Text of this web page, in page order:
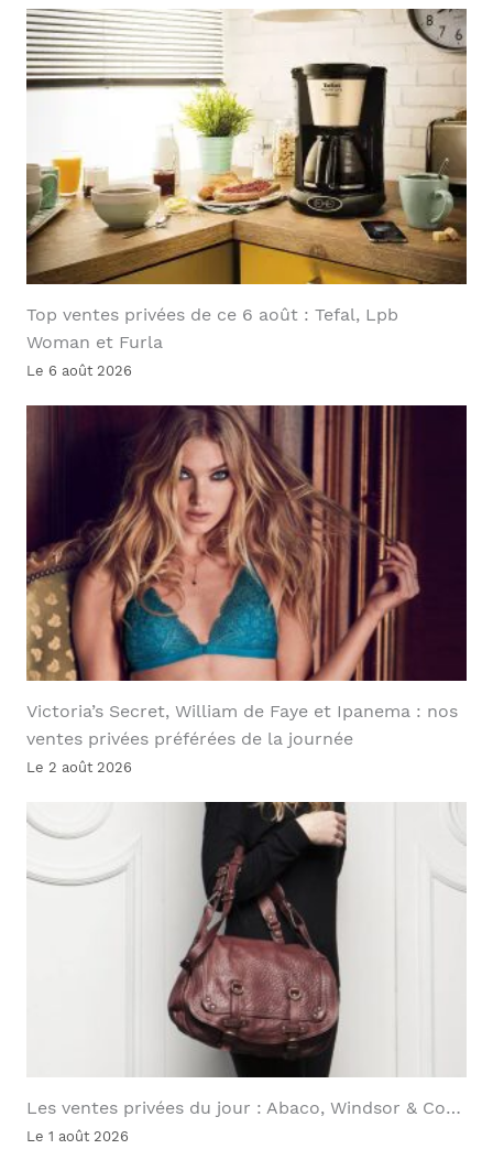
Top ventes privées de ce 6 août : Tefal, Lpb
Woman et Furla
Le 6 août 2026
Victoria’s Secret, William de Faye et Ipanema : nos
ventes privées préférées de la journée
Le 2 août 2026
Les ventes privées du jour : Abaco, Windsor & Co…
Le 1 août 2026